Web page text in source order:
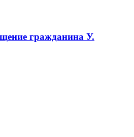
гражданина У.